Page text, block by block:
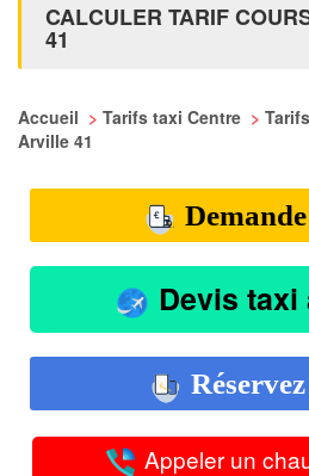
CALCULER TARIF
41
Accueil > Tarifs taxi Centre >
Arville 41
Devis
Appeler un